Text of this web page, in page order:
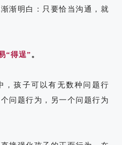
渐明白：只要恰当沟通，就
“得逞”。
，孩子可以有无数种问题行
问题行为，另一个问题行为